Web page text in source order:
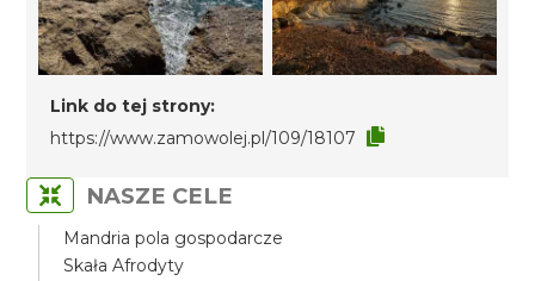
Link do tej strony:
https://www.zamowolej.pl/109/18107
NASZE CELE
Mandria pola gospodarcze
Skała Afrodyty